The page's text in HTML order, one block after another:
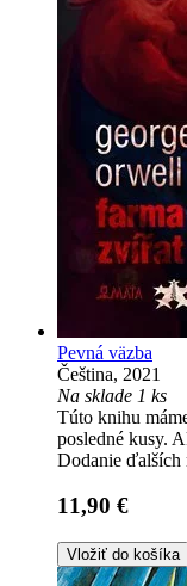
Pevná väzba
Čeština, 2021
Na sklade 1 ks
Túto knihu
posledné kusy.
Dodanie ďalších
11,90 €
Vložiť do košíka